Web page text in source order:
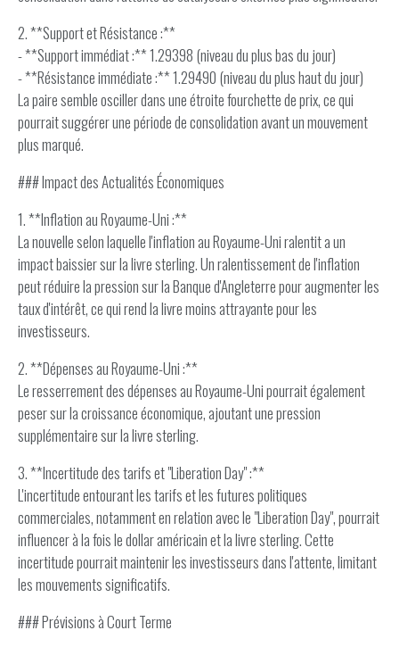
2. **Support et Résistance :**
- **Support immédiat :** 1.29398 (niveau du plus bas du jour)
- **Résistance immédiate :** 1.29490 (niveau du plus haut du jour)
La paire semble osciller dans une étroite fourchette de prix, ce qui
pourrait suggérer une période de consolidation avant un mouvement
plus marqué.
### Impact des Actualités Économiques
1. **Inflation au Royaume-Uni :**
La nouvelle selon laquelle l'inflation au Royaume-Uni ralentit a un
impact baissier sur la livre sterling. Un ralentissement de l'inflation
peut réduire la pression sur la Banque d'Angleterre pour augmenter les
taux d'intérêt, ce qui rend la livre moins attrayante pour les
investisseurs.
2. **Dépenses au Royaume-Uni :**
Le resserrement des dépenses au Royaume-Uni pourrait également
peser sur la croissance économique, ajoutant une pression
supplémentaire sur la livre sterling.
3. **Incertitude des tarifs et "Liberation Day" :**
L'incertitude entourant les tarifs et les futures politiques
commerciales, notamment en relation avec le "Liberation Day", pourrait
influencer à la fois le dollar américain et la livre sterling. Cette
incertitude pourrait maintenir les investisseurs dans l'attente, limitant
les mouvements significatifs.
### Prévisions à Court Terme